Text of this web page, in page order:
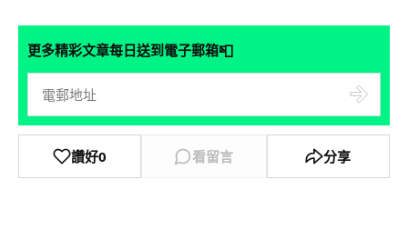
更多精彩文章每日送到電子郵箱📮
讚好0 看留言 分享